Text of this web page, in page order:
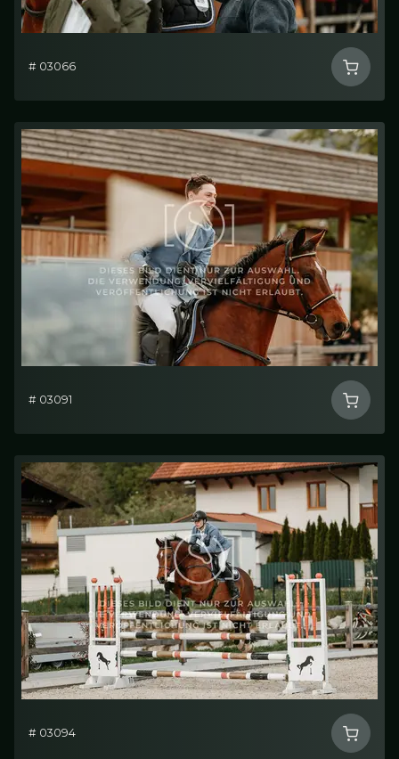
# 03066
# 03091
# 03094